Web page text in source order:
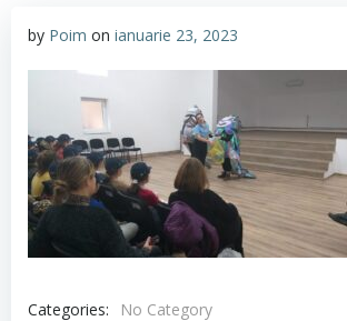
by Poim on ianuarie 23, 2023
Categories:
No Category